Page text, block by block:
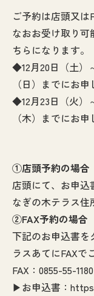
ご予約は店頭又は
なおお受け取り可
ちらになります。
◆12月20日（土）
（日）までにお
◆12月23日（火）
（木）までにお
①店頭予約の場合
店頭にて、お申込
なぎの木テラス住
②FAX予約の場合
下記のお申込書を
ラスあてにFAXで
FAX：0855-55-1180
▶お申込書：